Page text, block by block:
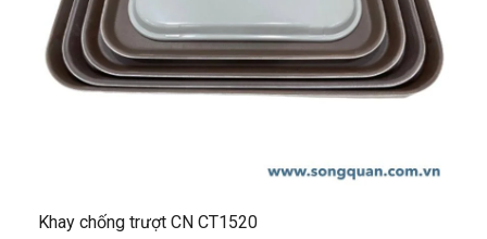
Khay chống trượt CN CT1520